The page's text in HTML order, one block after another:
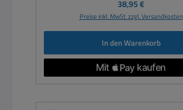
Regulärer Preis:
38,95 €
Preise inkl. MwSt. zzgl. Versandkosten
In den Warenkorb